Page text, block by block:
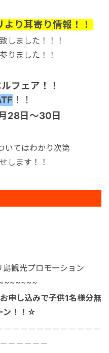
り耳寄り情報！！
しました！！！
りました！！
フェア！！
！！
28日～30日
いてはわかり次第
します！！
観光プロモーション
申し込みで子供1名様分無
ン！！☆
－－－－－－－－－－－
－－－－－